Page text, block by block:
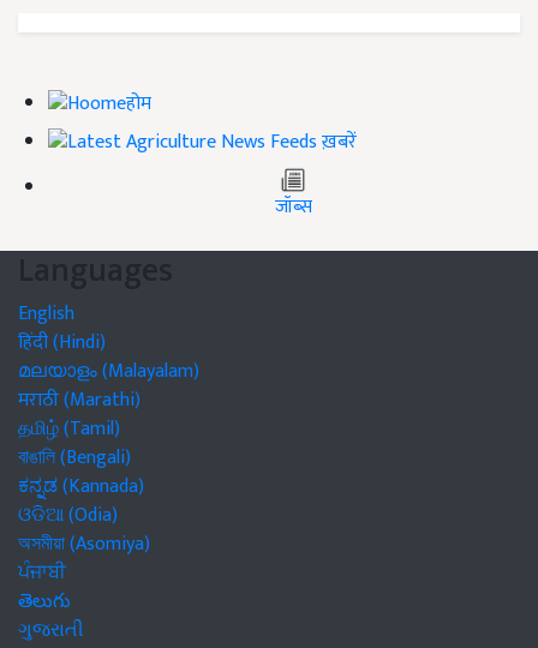
होम
ख़बरें
जॉब्स
Languages
English
हिंदी (Hindi)
മലയാളം (Malayalam)
मराठी (Marathi)
தமிழ் (Tamil)
বাঙালি (Bengali)
ಕನ್ನಡ (Kannada)
ଓଡିଆ (Odia)
অসমীয়া (Asomiya)
ਪੰਜਾਬੀ
తెలుగు
ગુજરાતી